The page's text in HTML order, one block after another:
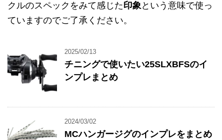
クルのスペックをみて感じた印象という意味で使っ
ていますのでご了承ください。
2025/02/13
チニングで使いたい25SLXBFSのイ
ンプレまとめ
2024/03/02
MCハンガージグのインプレをまとめ